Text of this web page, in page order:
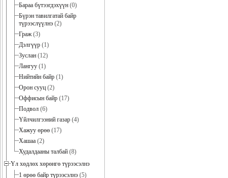
Бараа бүтээгдэхүүн (0)
Бүрэн тавилгатай байр
түрээслүүлнэ (2)
Граж(3)
Дэлгүүр (1)
Зуслан (12)
Лангуу (1)
Нийтийн байр (1)
Орон сууц (2)
Оффисын байр (17)
Подвол (6)
Үйлчилгээний газар (4)
Хажуу өрөө (17)
Хашаа (2)
Худалдааны талбай (8)
Үл хөдлөх хөрөнгө түрээсэлнэ
1 өрөө байр түрээсэлнэ (5)